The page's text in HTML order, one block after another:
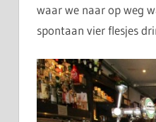
waar we naar op weg
spontaan vier flesjes